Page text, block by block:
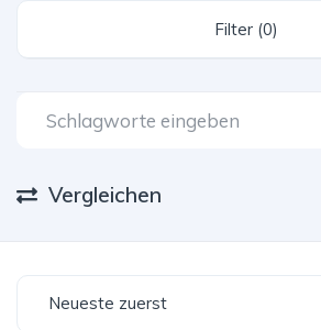
Filter (0)
Vergleichen
Neueste zuerst